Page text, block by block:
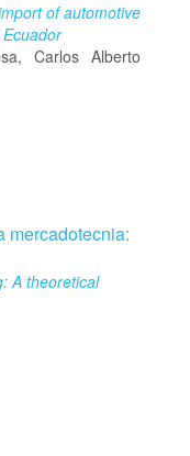
of automotive
Carlos Alberto
mercadotecnia:
A theoretical